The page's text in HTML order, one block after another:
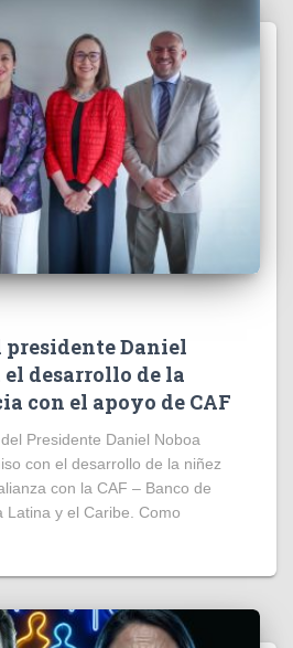
presidente Daniel
desarrollo de la
con el apoyo de CAF
Presidente Daniel Noboa
con el desarrollo de la niñez
con la CAF – Banco de
Latina y el Caribe. Como